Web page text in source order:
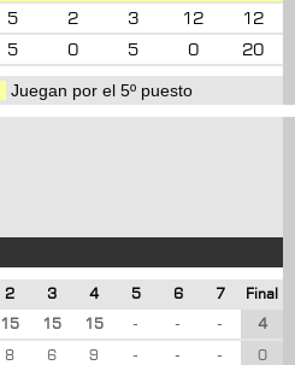
5 2 3 12
12
5 0 5 0 20
Juegan por el 5º puesto
2 3 4 5 6 7
Final
15 15 15 - - -
4
8 6 9 - - - 0